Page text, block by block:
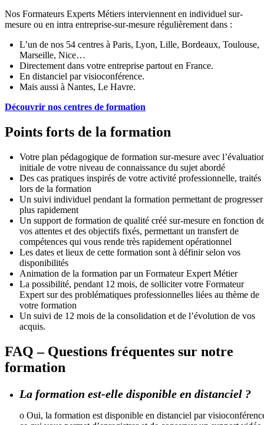
Nos Formateurs Experts Métiers interviennent en individuel sur-
mesure ou en intra entreprise-sur-mesure régulièrement dans :
L’un de nos 54 centres à Paris, Lyon, Lille, Bordeaux, Toulouse,
Marseille, Nice…
Directement dans votre entreprise partout en France.
En distanciel par visioconférence.
Mais aussi à Nantes, Le Havre.
Découvrir nos centres de formation
Points forts de la formation
Votre plan pédagogique de formation sur-mesure avec
initiale de votre niveau de connaissance du sujet abordé
Des cas pratiques inspirés de votre activité professionnelle, traités
lors de la formation
Un suivi individuel pendant la formation permettant de progresser
plus rapidement
Un support de formation de qualité créé sur-mesure en fonction
vos attentes et des objectifs fixés, permettant un transfert de
compétences qui vous rende très rapidement opérationnel
Les dates et lieux de cette formation sont à définir selon vos
disponibilités
Animation de la formation par un Formateur Expert Métier
La possibilité, pendant 12 mois, de solliciter votre Formateur
Expert sur des problématiques professionnelles liées au thème de
votre formation
Un suivi de 12 mois de la consolidation et de l’évolution de vos
acquis.
FAQ – Questions fréquentes sur notre
formation
La formation est-elle disponible en distanciel ?
o Oui, la formation est disponible en distanciel par